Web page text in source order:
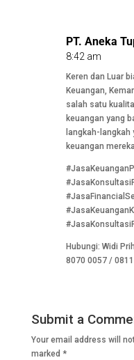
PT. Aneka
8:42 am
Keren dan Luar
Keuangan,
salah satu
keuangan yang
langkah-
keuangan
Hubungi: Widi
8070 0057 /
Submit a
Your email address will
marked *